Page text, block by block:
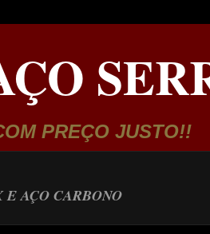
PREÇO JUSTO!!
E AÇO CARBONO